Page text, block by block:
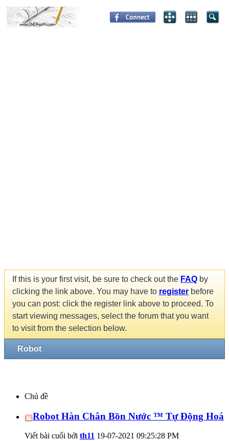
If this is your first visit, be sure to check out the FAQ by
clicking the link above. You may have to register before
you can post: click the register link above to proceed. To
start viewing messages, select the forum that you want
to visit from the selection below.
Robot
Chủ đề
Robot Hàn Chân Bồn Nước ™ Tự Động Hoá
Viết bài cuối bởi th11 19-07-2021 09:25:28 PM